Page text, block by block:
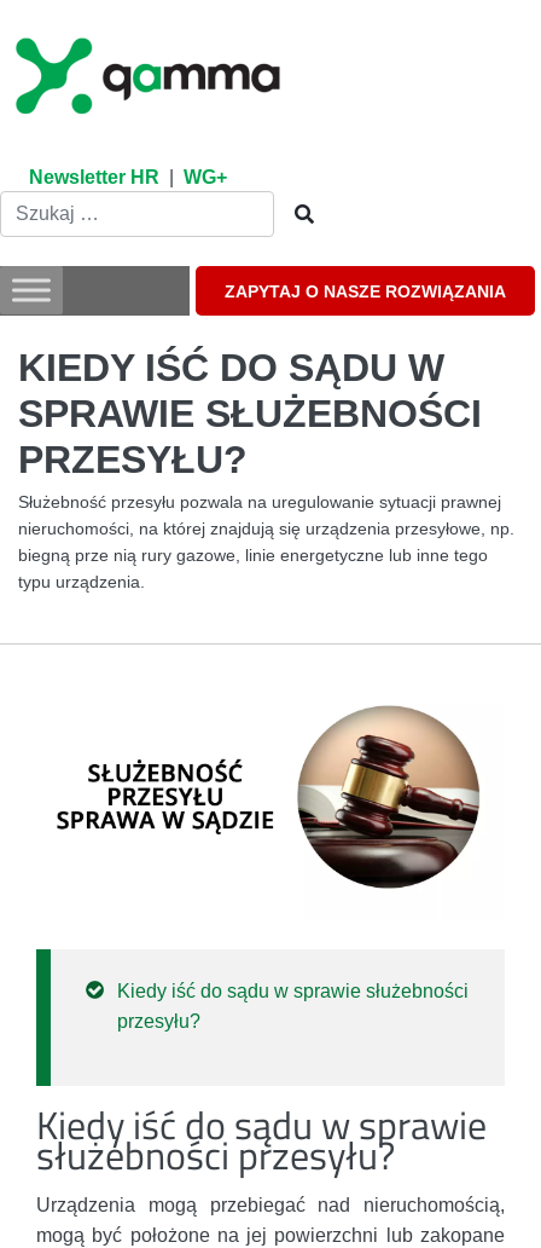
content
Newsletter HR WG+
ZAPYTAJ O NASZE ROZWIĄZANIA
KIEDY IŚĆ DO SĄDU W
SPRAWIE SŁUŻEBNOŚCI
PRZESYŁU?
Służebność przesyłu pozwala na uregulowanie sytuacji prawnej
nieruchomości, na której znajdują się urządzenia przesyłowe, np.
biegną prze nią rury gazowe, linie energetyczne lub inne tego
typu urządzenia.
Kiedy iść do sądu w sprawie służebności
przesyłu?
Kiedy iść do sądu w sprawie
służebności przesyłu?
Urządzenia mogą przebiegać nad nieruchomością,
mogą być położone na jej powierzchni lub zakopane